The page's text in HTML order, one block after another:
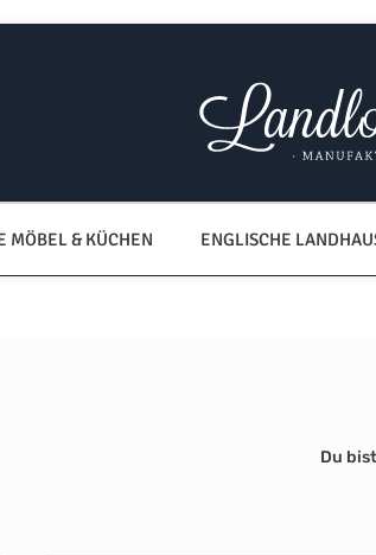
MÖBEL & KÜCHEN ENGLISCHE
Du